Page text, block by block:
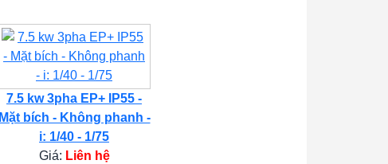
7.5 kw 3pha EP+ IP55 -
Mặt bích - Không phanh -
i: 1/40 - 1/75
Giá: Liên hệ